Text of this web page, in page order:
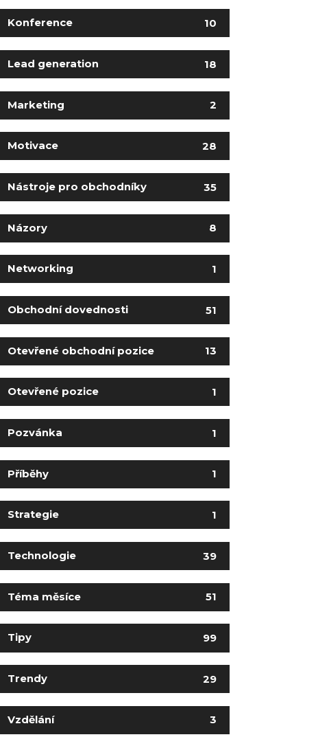
Konference 10
Lead generation 18
Marketing 2
Motivace 28
Nástroje pro obchodníky 35
Názory 8
Networking 1
Obchodní dovednosti 51
Otevřené obchodní pozice 13
Otevřené pozice 1
Pozvánka 1
Příběhy 1
Strategie 1
Technologie 39
Téma měsíce 51
Tipy 99
Trendy 29
Vzdělání 3